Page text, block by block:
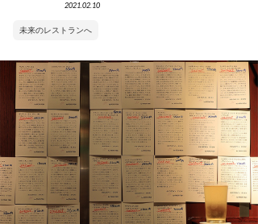
2021.02.10
未来のレストランへ